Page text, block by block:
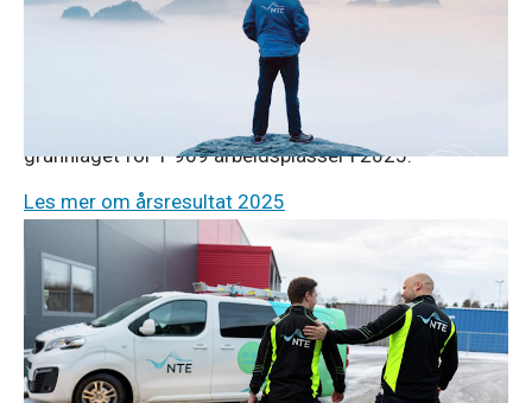
Svært lave kraftpriser preger NTEs 2025-resultat.
NTE-konsernet leverte likevel et solid resultat etter
skatt på 473 millioner kroner, mot 457 millioner kroner
i 2024. NTE la også gjennom sin virksomhet
grunnlaget for 1 969 arbeidsplasser i 2025.
Les mer om årsresultat 2025
Pressemeldinger 5. jan. 2026
JM Hansen kjøper NTE Elektro
Den familieeide elektroentreprenøren JM Hansen, med
hovedkontor i Tromsø, kjøper NTE Elektro.